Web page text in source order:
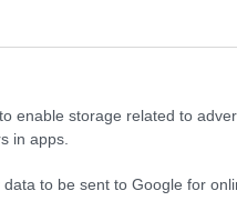
enable storage related to
in apps.
to be sent to Google for
anni. Più
dove gestisce
padre. Domenica ha,